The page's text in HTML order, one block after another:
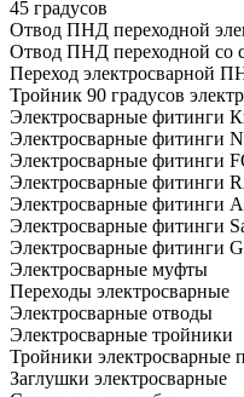
45 градусов
Отвод ПНД переходной
Отвод ПНД переходной со
Переход электросварной
Тройник 90 градусов
Электросварные фитинги
Электросварные фитинги
Электросварные фитинги
Электросварные фитинги
Электросварные фитинги
Электросварные фитинги
Электросварные фитинги
Электросварные муфты
Переходы электросварные
Электросварные отводы
Электросварные тройники
Тройники электросварные
Заглушки электросварные